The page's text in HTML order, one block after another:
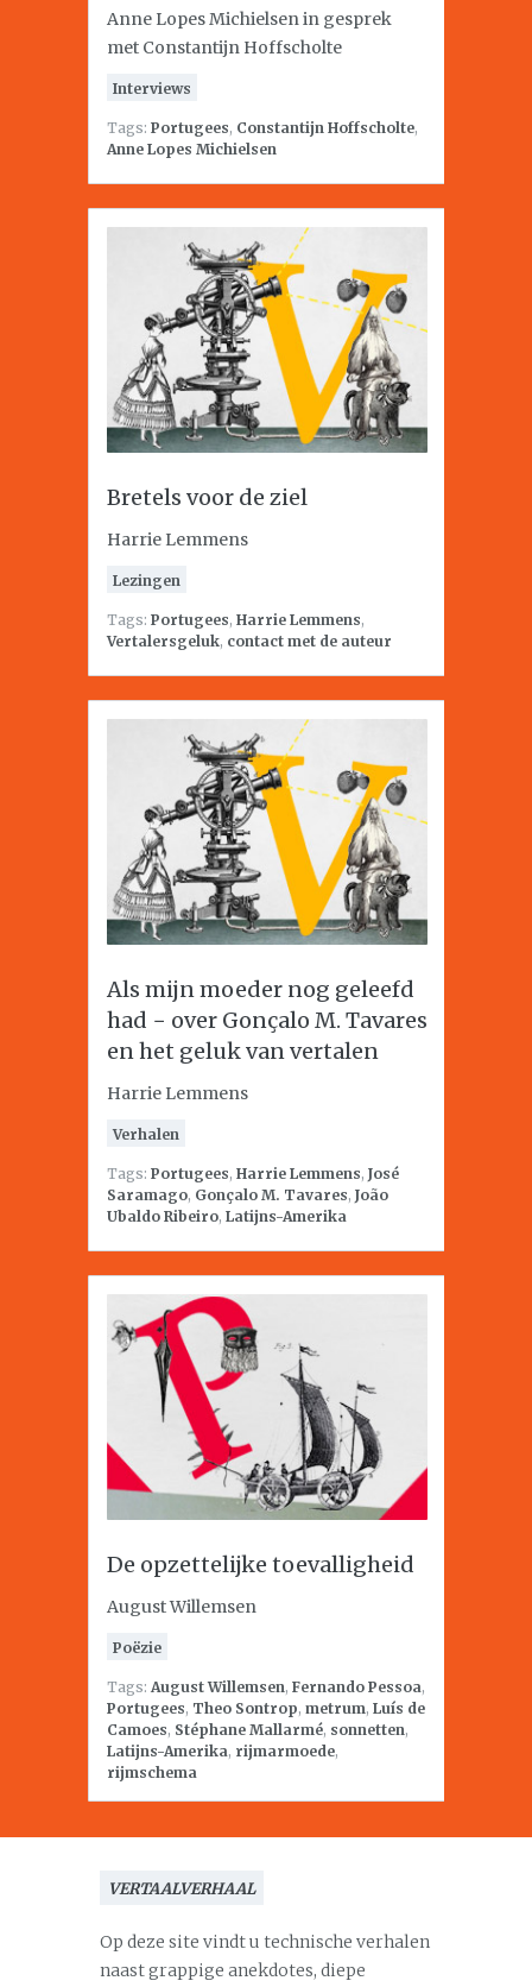
Anne Lopes Michielsen in gesprek
met Constantijn Hoffscholte
Interviews
Tags: Portugees, Constantijn Hoffscholte,
Anne Lopes Michielsen
Bretels voor de ziel
Harrie Lemmens
Lezingen
Tags: Portugees, Harrie Lemmens,
Vertalersgeluk, contact met de auteur
Als mijn moeder nog geleefd
had − over Gonçalo M. Tavares
en het geluk van vertalen
Harrie Lemmens
Verhalen
Tags: Portugees, Harrie Lemmens, José
Saramago, Gonçalo M. Tavares, João
Ubaldo Ribeiro, Latijns-Amerika
De opzettelijke toevalligheid
August Willemsen
Poëzie
Tags: August Willemsen, Fernando Pessoa,
Portugees, Theo Sontrop, metrum, Luís de
Camoes, Stéphane Mallarmé, sonnetten,
Latijns-Amerika, rijmarmoede,
rijmschema
VERTAALVERHAAL
Op deze site vindt u technische verhalen
naast grappige anekdotes, diepe